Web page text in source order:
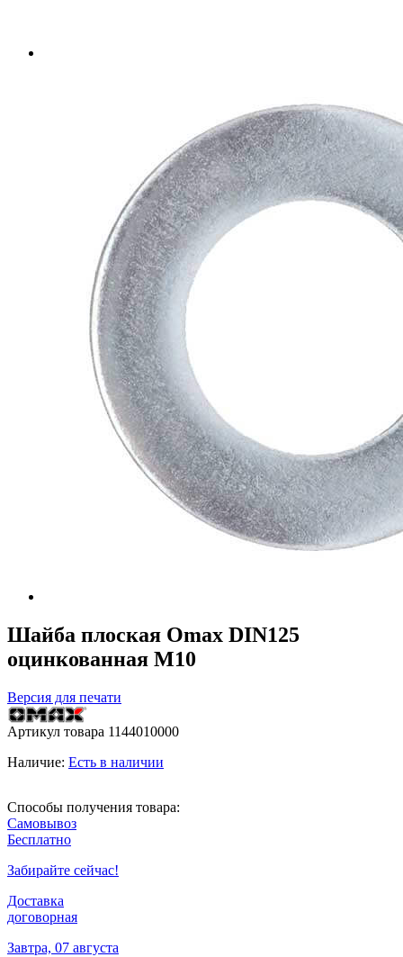
Шайба плоская Omax DIN125
оцинкованная М10
Версия для печати
Артикул товара 1144010000
Наличие: Есть в наличии
Способы получения товара:
Самовывоз
Бесплатно
Забирайте сейчас!
Доставка
договорная
Завтра, 07 августа